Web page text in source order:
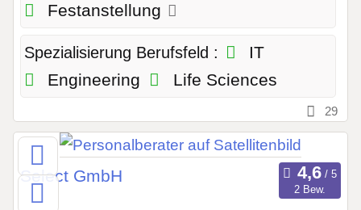
Festanstellung
Spezialisierung Berufsfeld :
IT
Engineering
Life Sciences
29
Select GmbH
2 Bew.